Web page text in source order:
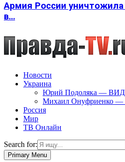
Армия России
в…
Новости
Украина
Юрий Подоляка —
Михаил Онуфриенко —
Россия
Мир
ТВ Онлайн
Search for:
Primary Menu